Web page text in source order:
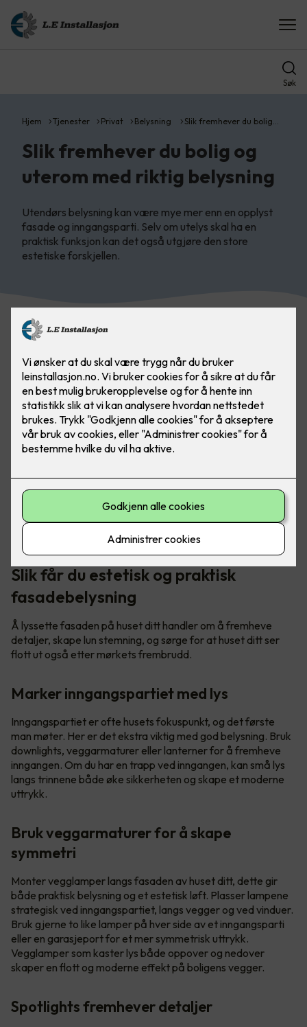
Søk
Hjem Tjenester Privat Belysning Slik fremhever du bolig…
Slik fremhever du bolig og
uterom med riktig belysning
Utendørs belysning kan være mye mer enn en opplyst
fasade og inngangsparti. Selv om utelys skal ha en
praktisk funksjon kan det også utgjøre den store
estetiske forskjellen.
Med god utebelysning ser boligen moderne og innbydende
ut. Det er ikke bare penere å se på, men også en god
investering ved videre salg.
Slik får du estetisk og praktisk
fasadebelysning
Å lyssette fasaden på huset ditt handler om å fremheve
detaljer, skape lun stemning, og sørge for at huset ditt ser
flott ut også etter mørkets frembrudd.
Marker inngangspartiet med lys
Inngangspartiet er ofte husets fokuspunkt, og det første
man møter. Her er det ekstra viktig med god belysning. Bruk
downlights, veggarmaturer eller lanterner for å fremheve
inngangen. Om du har en trapp ved inngangen, kan små lys
langs trinnene både øke sikkerheten og skape et moderne
uttrykk.
Bruk veggarmaturer for å skape
symmetri
Monter vegglamper langs fasaden av huset ditt, dette gir
både praktisk belysning og et estetisk løft. Plasser lampene
strategisk ved inngangspartiet, langs vegger og ved vinduer.
Bruk gjerne to like lamper på hver side av et inngangsparti
eller en garasjeport for et mer symmetrisk uttrykk.
Vegglamper som kaster lys både oppover og nedover
skaper en flott og moderne effekt på boligens vegger.
Spotlights fremhever detaljer